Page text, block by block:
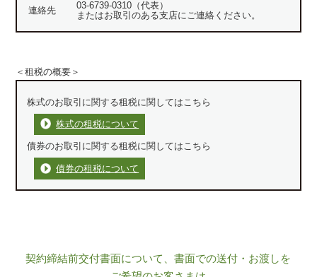
連絡先
03-6739-0310（代表）
またはお取引のある支店にご連絡ください。
＜租税の概要＞
株式のお取引に関する租税に関してはこちら
株式の租税について
債券のお取引に関する租税に関してはこちら
債券の租税について
契約締結前交付書面について、書面での送付・お渡しを